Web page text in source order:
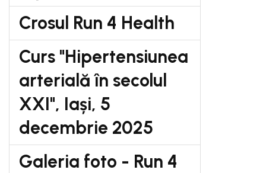
Crosul Run 4 Health
Curs "Hipertensiunea
arterială în secolul
XXI", Iași, 5
decembrie 2025
Galeria foto - Run 4